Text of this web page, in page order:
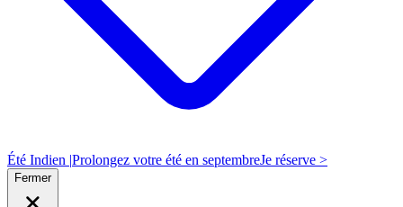
Été Indien |Prolongez votre été en septembreJe réserve >
Fermer